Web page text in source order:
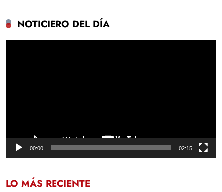
NOTICIERO DEL DÍA
00:00 02:15
LO MÁS RECIENTE